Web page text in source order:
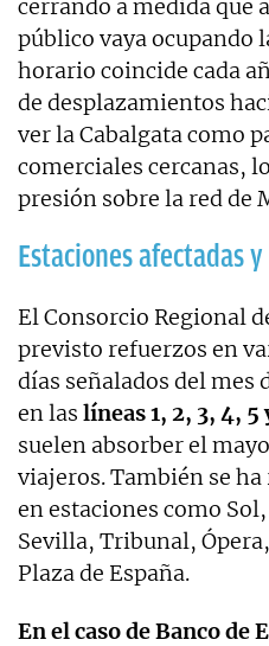
cerrando a medida que
público vaya ocupando
horario coincide cada
de desplazamientos
ver la Cabalgata como
comerciales cercanas,
presión sobre la red de
Estaciones afectadas
El Consorcio Regional
previsto refuerzos en
días señalados del mes
en las líneas 1, 2, 3, 4, 5
suelen absorber el
viajeros. También se
en estaciones como
Sevilla, Tribunal,
Plaza de España.
En el caso de Banco de